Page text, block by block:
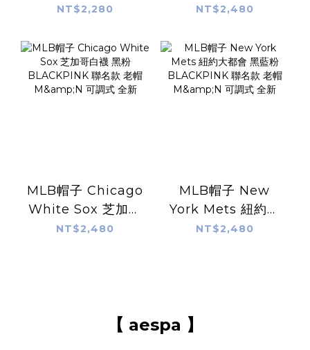
洛杉磯湖人黑 x
BLACKPINK 聯名
款 M&N Tee 棉質
全新
NT$2,280
洛杉磯湖人
款 老帽 M&N 可調
式 全新
NT$2,480
MLB帽子 Chicago
White Sox 芝加哥
白襪 黑粉
NT$2,480
MLB帽子 New
York Mets 紐約大
都會 黑藍粉
NT$2,480
【 aespa 】